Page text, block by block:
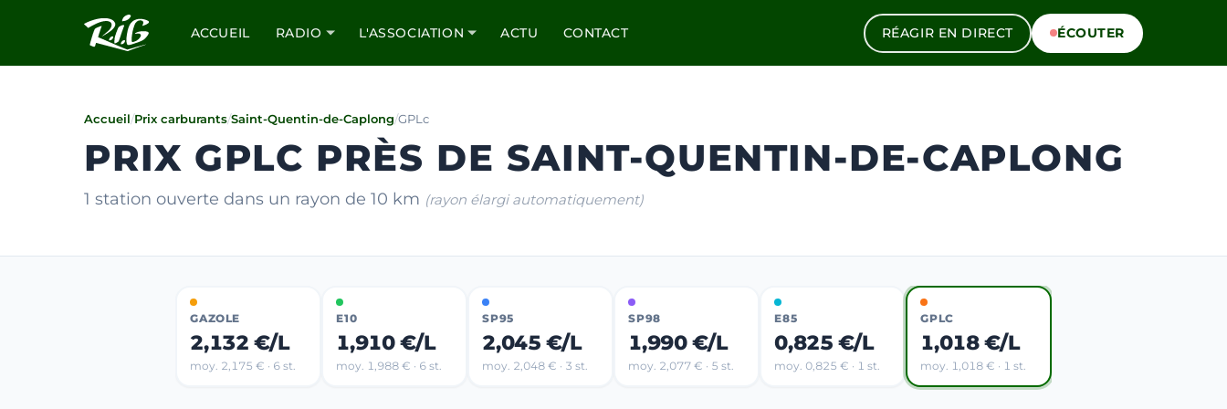
ACCUEIL RADIO L'ASSOCIATION ACTU CONTACT RÉAGIR EN DIRECT ÉCOUTER
Accueil/Prix carburants/Saint-Quentin-de-Caplong/GPLc
PRIX GPLC PRÈS DE SAINT-QUENTIN-DE-CAPLONG
1 station ouverte dans un rayon de 10 km (rayon élargi automatiquement)
GAZOLE
2,132 €/L
moy. 2,175 € · 6 st.
E10
1,910 €/L
moy. 1,988 € · 6 st.
SP95
2,045 €/L
moy. 2,048 € · 3 st.
SP98
1,990 €/L
moy. 2,077 € · 5 st.
E85
0,825 €/L
moy. 0,825 € · 1 st.
GPLC
1,018 €/L
moy. 1,018 € · 1 st.